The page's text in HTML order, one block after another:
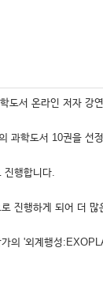
도서 온라인 저자 강
과학도서 10권을 선
진행합니다.
진행하게 되어 더 많
의 '외계행성